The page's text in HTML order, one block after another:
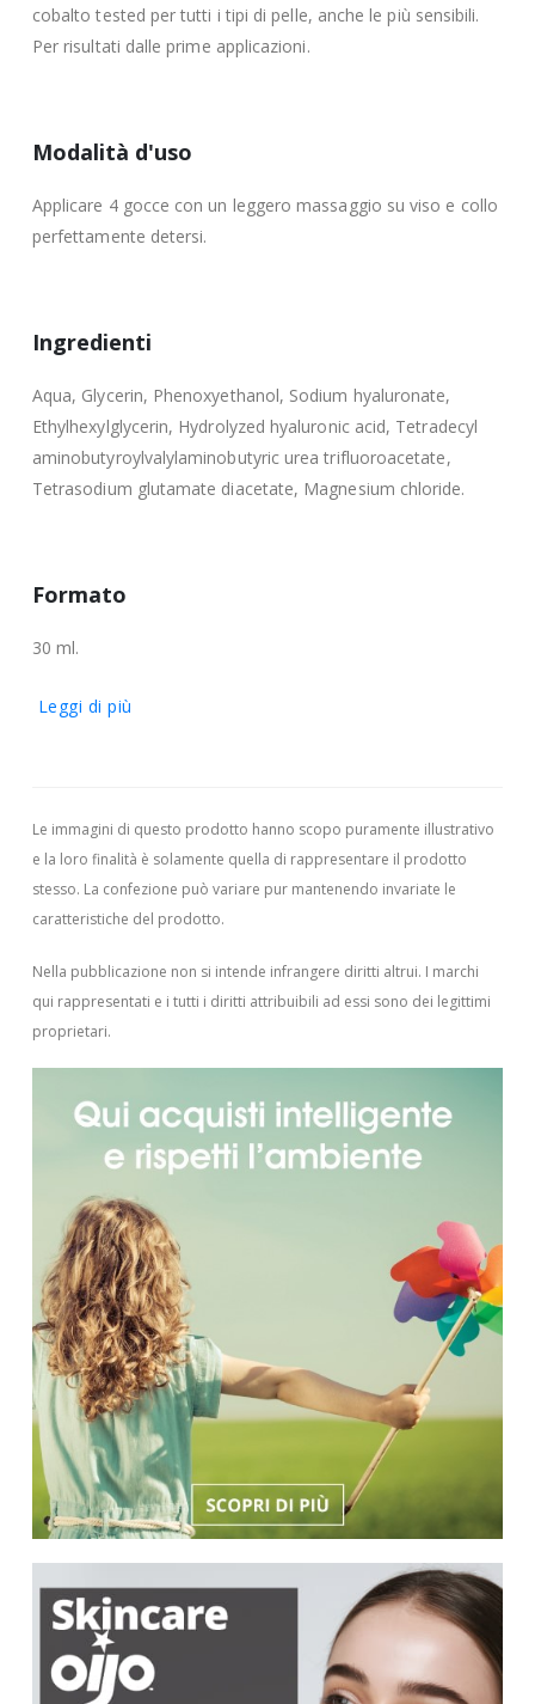
cobalto tested per tutti i tipi di pelle, anche le più sensibili.
Per risultati dalle prime applicazioni.
Modalità d'uso
Applicare 4 gocce con un leggero massaggio su viso e collo
perfettamente detersi.
Ingredienti
Aqua, Glycerin, Phenoxyethanol, Sodium hyaluronate,
Ethylhexylglycerin, Hydrolyzed hyaluronic acid, Tetradecyl
aminobutyroylvalylaminobutyric urea trifluoroacetate,
Tetrasodium glutamate diacetate, Magnesium chloride.
Formato
30 ml.
Leggi di più
Le immagini di questo prodotto hanno scopo puramente illustrativo
e la loro finalità è solamente quella di rappresentare il prodotto
stesso. La confezione può variare pur mantenendo invariate le
caratteristiche del prodotto.
Nella pubblicazione non si intende infrangere diritti altrui. I marchi
qui rappresentati e i tutti i diritti attribuibili ad essi sono dei legittimi
proprietari.